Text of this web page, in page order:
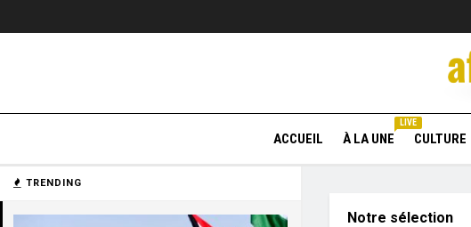
TRENDING
ACCUEIL À LA UNE
LIVE
CULTURE
Notre sélection